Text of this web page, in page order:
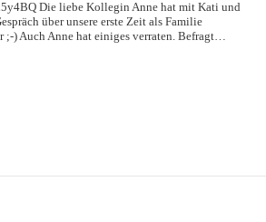
Die liebe Kollegin Anne hat mit Kati und
über unsere erste Zeit als Familie
;-) Auch Anne hat einiges verraten. Befragt…